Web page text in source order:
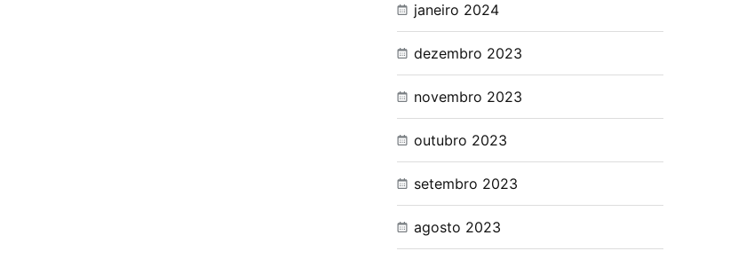
janeiro 2024
dezembro 2023
novembro 2023
outubro 2023
setembro 2023
agosto 2023